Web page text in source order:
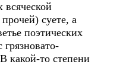
всяческой
суете, а
поэтических
грязновато-
какой-то степени